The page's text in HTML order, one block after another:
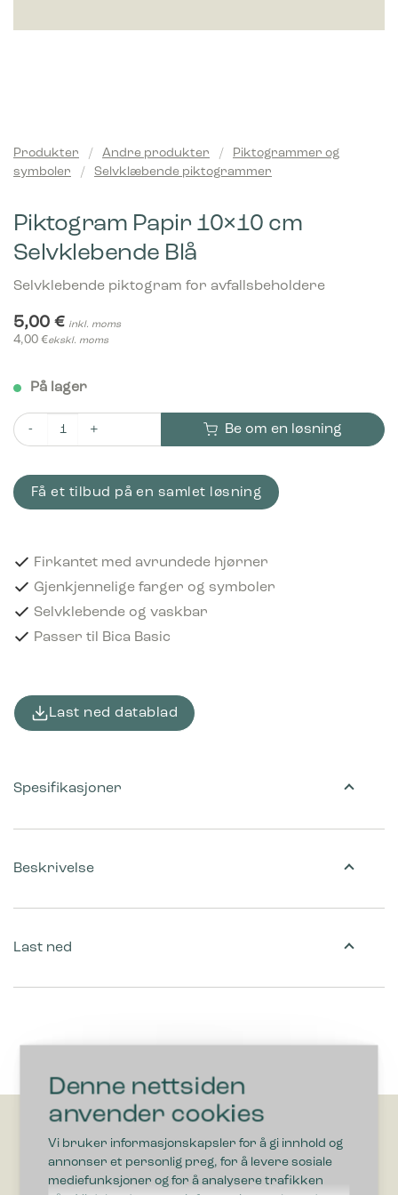
Denne nettsiden
anvender cookies
Vi bruker informasjonskapsler for å gi innhold og
annonser et personlig preg, for å levere sosiale
mediefunksjoner og for å analysere trafikken
Produkter / Andre produkter /
Piktogrammer og
symboler
/ Selvklæbende piktogrammer
Piktogram Papir 10×10 cm
Selvklebende Blå
Selvklebende piktogram for avfallsbeholdere
5,00 € inkl. moms
4,00 €ekskl. moms
På lager
Piktogram Papir 10x10 cm Selvklebende Blå antall
Be om en løsning
Få et tilbud på en samlet løsning
Firkantet med avrundede hjørner
Gjenkjennelige farger og symboler
Selvklebende og vaskbar
Passer til Bica Basic
Last ned datablad
Beskrivelse
Last ned
Spesifikasjoner